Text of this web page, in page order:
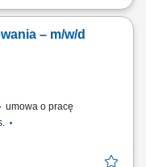
kanalizacyjnych i
systemów. Montaż
wanien i toalet.
– m/w/d
umowa o pracę